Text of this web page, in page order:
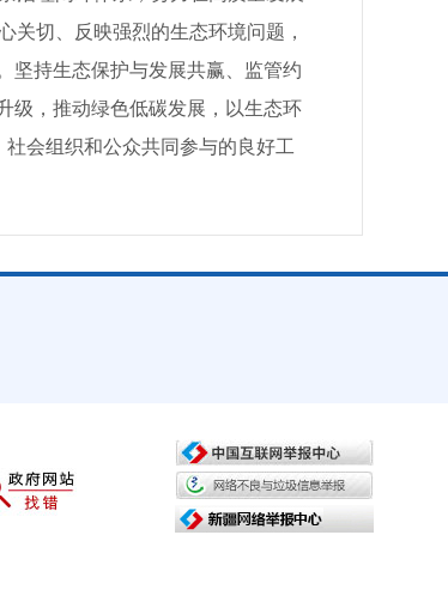
关切、反映强烈的生态环境问题，
坚持生态保护与发展共赢、监管约
级，推动绿色低碳发展，以生态环
会组织和公众共同参与的良好工